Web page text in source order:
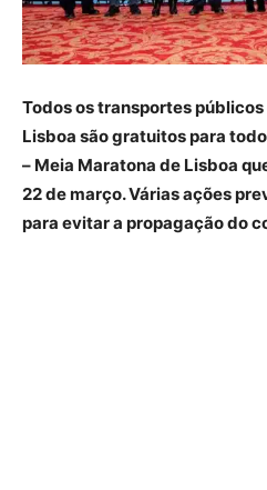
Todos os transportes
Lisboa são gratuitos para
– Meia Maratona de Lisboa
22 de março. Várias ações
para evitar a propagação do